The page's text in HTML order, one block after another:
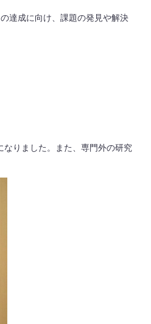
達成に向け、課題の発見や解決
りました。また、専門外の研究